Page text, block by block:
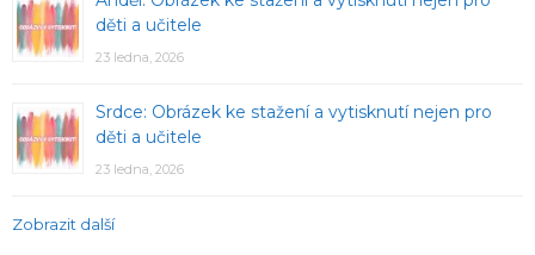
děti a učitele
23 ledna, 2026
Srdce: Obrázek ke stažení a vytisknutí nejen pro
děti a učitele
23 ledna, 2026
Zobrazit další